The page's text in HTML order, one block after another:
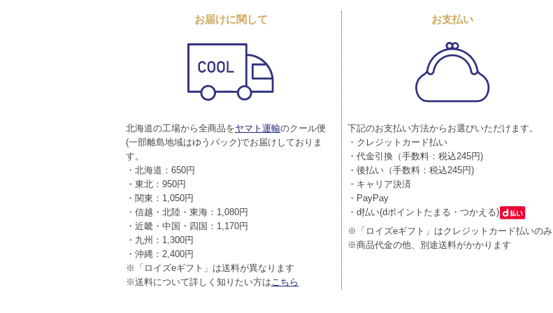
お届けに関して
北海道の工場から全商品をヤマト運輸のクール便
(一部離島地域はゆうパック)でお届けしておりま
す。
・北海道：650円
・東北：950円
・関東：1,050円
・信越・北陸・東海：1,080円
・近畿・中国・四国：1,170円
・九州：1,300円
・沖縄：2,400円
※「ロイズeギフト」は送料が異なります
※送料について詳しく知りたい方はこちら
お支払い
下記のお支払い方法からお選びいただけます。
・クレジットカード払い
・代金引換（手数料：税込245円)
・後払い（手数料：税込245円)
・キャリア決済
・PayPay
・d払い(dポイントたまる・つかえる)
※「ロイズeギフト」はクレジットカード払いのみ
※商品代金の他、別途送料がかかります